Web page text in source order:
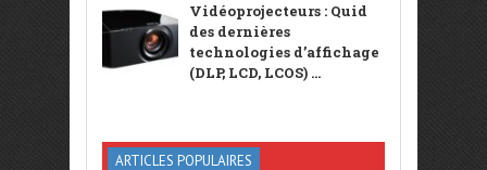
Vidéoprojecteurs : Quid
des dernières
technologies d’affichage
(DLP, LCD, LCOS) ...
ARTICLES POPULAIRES